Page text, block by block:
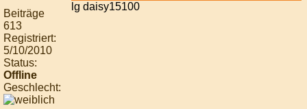
Beiträge
613
Registriert:
5/10/2010
Status:
Offline
Geschlecht:
lg daisy15100